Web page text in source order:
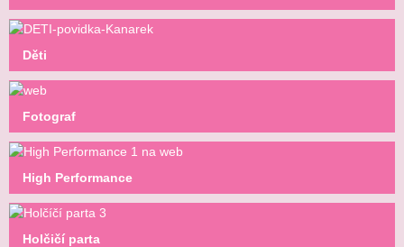
Děti
Fotograf
High Performance
Holčičí parta